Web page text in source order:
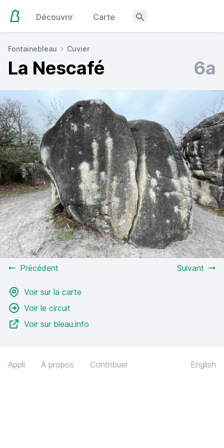
Découvrir Carte
Fontainebleau Cuvier
La Nescafé 6a
Précédent Suivant
Voir sur la carte
Voir le circuit
Voir sur bleau.info
Appli À propos Contribuer English